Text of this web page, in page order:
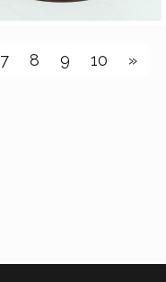
7 8 9 10 »